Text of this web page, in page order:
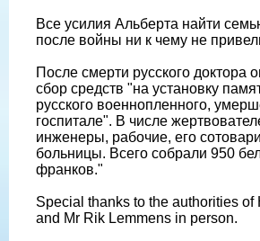
Все усилия Альберта найти
после войны ни к чему не
После смерти русского доктора
сбор средств "на установку
русского военнопленного,
госпитале". В числе
инженеры, рабочие, его
больницы. Всего собрали 950
франков."
Special thanks to the authorities of
and Mr Rik Lemmens in person.